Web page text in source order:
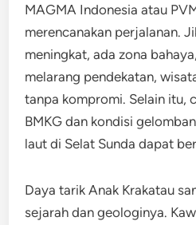
MAGMA Indonesia atau
merencanakan perjalanan.
meningkat, ada zona
melarang pendekatan,
tanpa kompromi. Selain itu,
BMKG dan kondisi
laut di Selat Sunda dapat
Daya tarik Anak Krakatau
sejarah dan geologinya.